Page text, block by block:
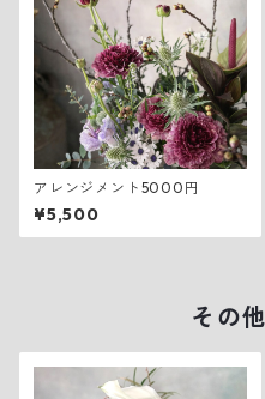
アレンジメント5000円
¥5,500
その